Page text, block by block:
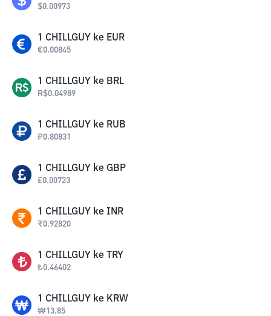
$0.00973
1 CHILLGUY ke EUR
€0.00845
1 CHILLGUY ke BRL
R$0.04989
1 CHILLGUY ke RUB
₽0.80831
1 CHILLGUY ke GBP
£0.00723
1 CHILLGUY ke INR
₹0.92820
1 CHILLGUY ke TRY
₺0.46402
1 CHILLGUY ke KRW
₩13.85